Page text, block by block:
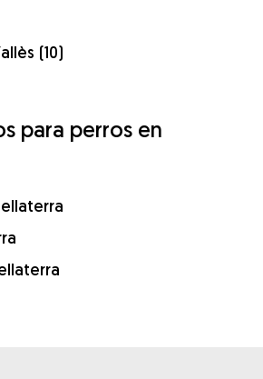
(10)
para perros en